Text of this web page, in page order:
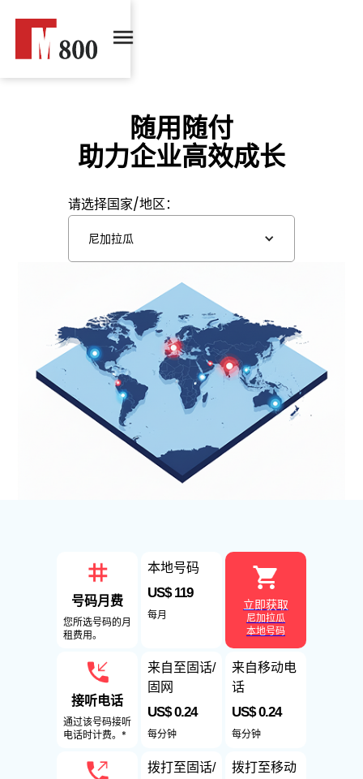
随用随付
助力企业高效成长
请选择国家/地区：
尼加拉瓜
号码月费
您所选号码的月
租费用。
接听电话
通过该号码接听
电话时计费。*
本地号码
US$ 119
每月
来自至固话/
固网
US$ 0.24
每分钟
拨打至固话/
立即获取
尼加拉瓜
本地号码
来自移动电
话
US$ 0.24
每分钟
拨打至移动